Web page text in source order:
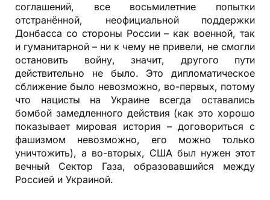
соглашений, все восьмилетние попытки
отстранённой, неофициальной поддержки
Донбасса со стороны России – как военной, так
и гуманитарной – ни к чему не привели, не смогли
остановить войну, значит, другого пути
действительно не было. Это дипломатическое
сближение было невозможно, во-первых, потому
что нацисты на Украине всегда оставались
бомбой замедленного действия (как это хорошо
показывает мировая история – договориться с
фашизмом невозможно, его можно только
уничтожить), а во-вторых, США был нужен этот
вечный Сектор Газа, образовавшийся между
Россией и Украиной.